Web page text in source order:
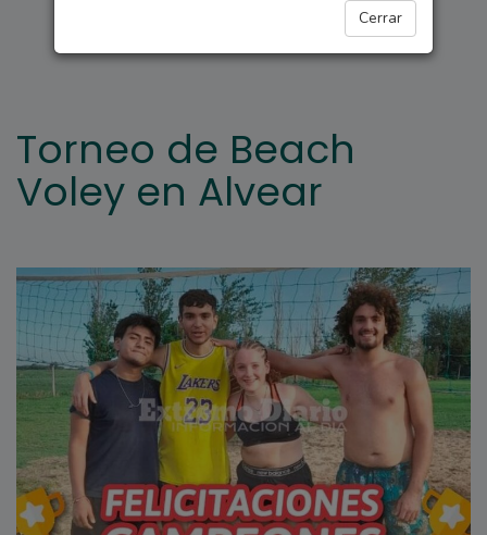
Cerrar
Torneo de Beach
Voley en Alvear